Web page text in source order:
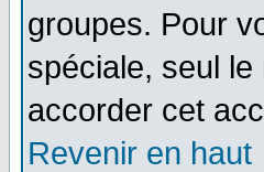
groupes. Pour
spéciale, seul
accorder cet
Revenir en haut